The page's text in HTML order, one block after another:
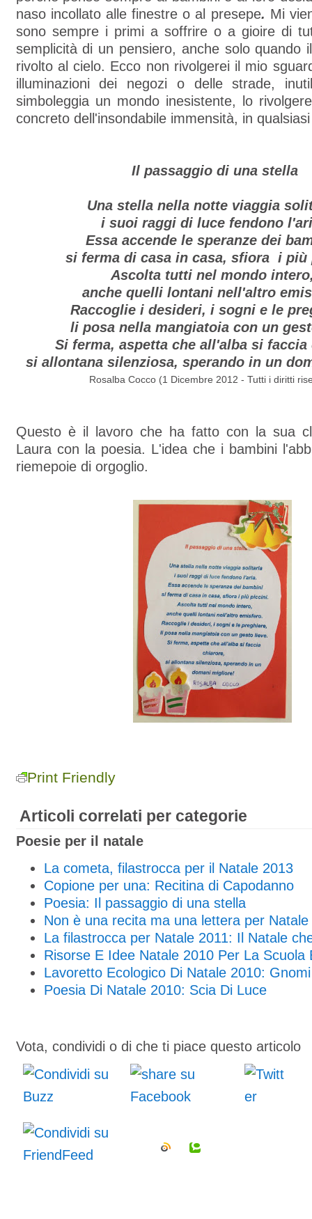
naso incollato alle finestre o al presepe. Mi
sono sempre i primi a soffrire o a gioire di
semplicità di un pensiero, anche solo quando
rivolto al cielo. Ecco non rivolgerei il mio
illuminazioni dei negozi o delle strade,
simboleggia un mondo inesistente, lo
concreto dell'insondabile immensità, in
Il passaggio di una stella
Una stella nella notte viaggia
i suoi raggi di luce fendono
Essa accende le speranze dei
si ferma di casa in casa, sfiora i più
Ascolta tutti nel mondo
anche quelli lontani nell'altro
Raccoglie i desideri, i sogni e le
li posa nella mangiatoia con un
Si ferma, aspetta che all'alba si faccia
si allontana silenziosa, sperando in un
Rosalba Cocco (1 Dicembre 2012 - Tutti i diritti
Questo è il lavoro che ha fatto con la sua
Laura con la poesia. L'idea che i bambini
riemepoie di orgoglio.
Print Friendly
Articoli correlati per categorie
Poesie per il natale
La cometa, filastrocca per il Natale 2013
Copione per una: Recitina di Capodanno
Poesia: Il passaggio di una stella
Non è una recita ma una lettera per Natale
La filastrocca per Natale 2011: Il Natale
Risorse E Idee Natale 2010 Per La Scuola
Lavoretto Ecologico Di Natale 2010:
Poesia Di Natale 2010: Scia Di Luce
Vota, condividi o di che ti piace questo articolo